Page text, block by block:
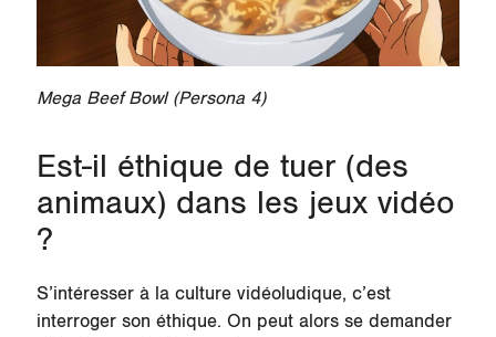
Mega Beef Bowl (Persona 4)
Est-il éthique de tuer (des
animaux) dans les jeux vidéo
?
S’intéresser à la culture vidéoludique, c’est
interroger son éthique. On peut alors se demander